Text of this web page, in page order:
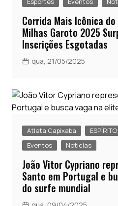
Corrida Mais Icônica
Milhas Garoto 2025
Inscrições Esgotadas
qua, 21/05/2025
Atleta Capixaba
Eventos
Notícias
João Vitor Cypriano
Santo em Portugal e
do surfe mundial